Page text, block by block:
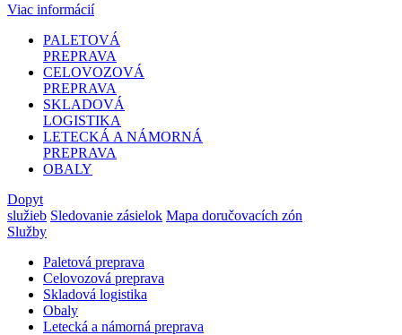
Viac informácií
PALETOVÁ
PREPRAVA
CELOVOZOVÁ
PREPRAVA
SKLADOVÁ
LOGISTIKA
LETECKÁ A NÁMORNÁ
PREPRAVA
OBALY
Dopyt
služieb Sledovanie zásielok Mapa doručovacích zón
Služby
Paletová preprava
Celovozová preprava
Skladová logistika
Obaly
Letecká a námorná preprava